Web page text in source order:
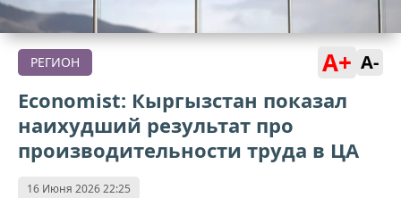
РЕГИОН A+ A-
Economist: Кыргызстан показал
наихудший результат про
производительности труда в ЦА
16 Июня 2026 22:25